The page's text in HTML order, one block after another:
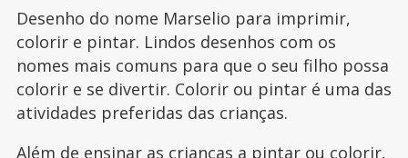
Desenho do nome Marselio para imprimir,
colorir e pintar. Lindos desenhos com os
nomes mais comuns para que o seu filho possa
colorir e se divertir. Colorir ou pintar é uma das
atividades preferidas das crianças.
Além de ensinar as crianças a pintar ou colorir,